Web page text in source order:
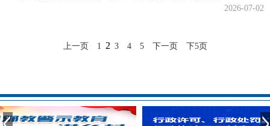
2026-07-02
上一页 1 2 3 4 5 下一页 下5页